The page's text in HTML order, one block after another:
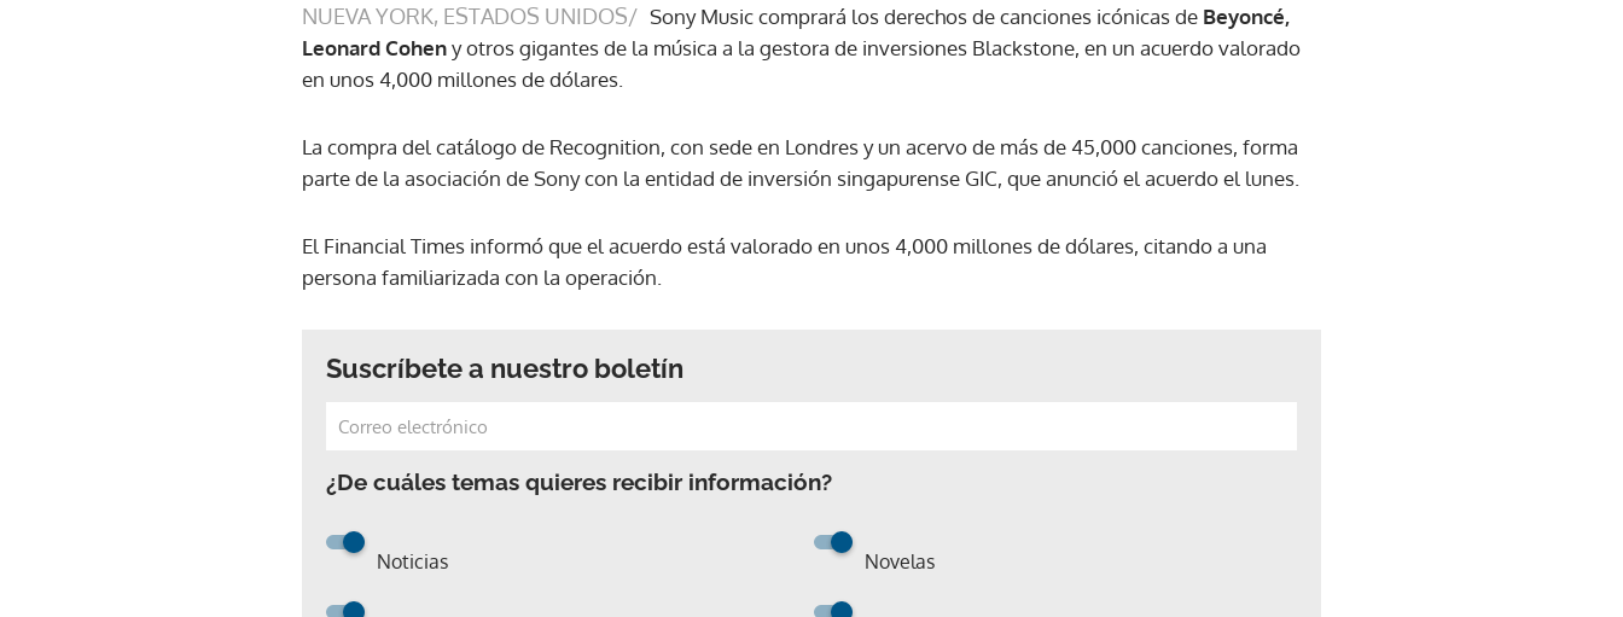
NUEVA YORK, ESTADOS UNIDOS/ Sony Music comprará los derechos de canciones icónicas de Beyoncé,
Leonard Coheny otros gigantes de la música a la gestora de inversiones Blackstone, en un acuerdo valorado
en unos 4,000 millones de dólares.
La compra del catálogo de Recognition, con sede en Londres y un acervo de más de 45,000 canciones, forma
parte de la asociación de Sony con la entidad de inversión singapurense GIC, que anunció el acuerdo el lunes.
El Financial Times informó que el acuerdo está valorado en unos 4,000 millones de dólares, citando a una
persona familiarizada con la operación.
Suscríbete a nuestro boletín
¿De cuáles temas quieres recibir información?
Noticias Novelas